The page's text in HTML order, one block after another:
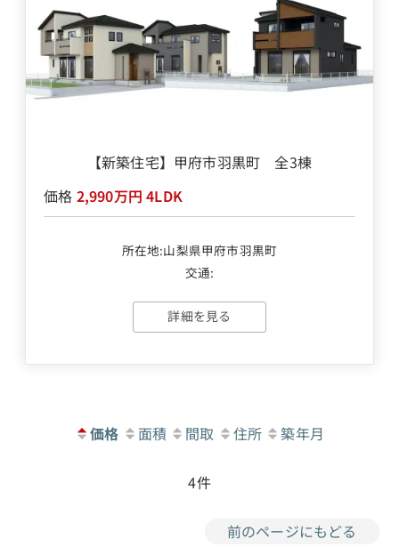
【新築住宅】甲府市羽黒町 全3棟
価格 2,990万円 4LDK
所在地:山梨県甲府市羽黒町
交通:
詳細を見る
価格 面積 間取 住所 築年月
4件
前のページにもどる